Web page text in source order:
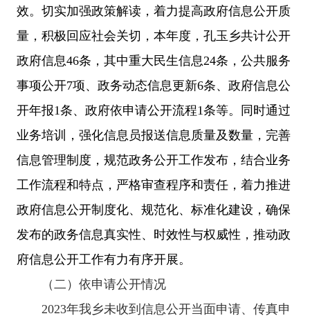
效。切实加强政策解读，着力提高政府信息公开质
量，积极回应社会关切， 本年度，孔玉乡共计公开
政府信息46条，其中重大民生信息24条，公共服务
事项公开7项、政务动态信息更新6条、政府信息公
开年报1条、政府依申请公开流程1条等。
同时通过
业务培训，强化信息员报送信息质量及数量，完善
信息管理制度，规范政务公开工作发布，结合业务
工作流程和特点，严格审查程序和责任，着力推进
政府信息公开制度化、规范化、标准化建设，确保
发布的政务信息真实性、时效性与权威性， 推动政
府信息公开工作有力有序开展。
（二）依申请公开情况
2023年我乡未收到 信息公开当面申请、传真申